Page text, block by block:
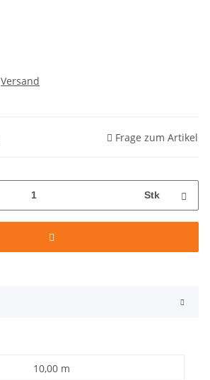
Versand
Frage zum Artikel
Stk
10,00 m